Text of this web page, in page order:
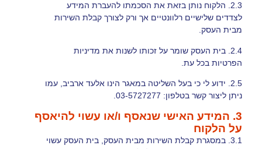
2.3. הלקוח נותן בזאת את הסכמתו להעברת המידע
לצדדים שלישיים רלוונטיים אך ורק לצורך קבלת השירות
מבית העסק.
2.4. בית העסק שומר על זכותו לשנות את מדיניות
הפרטיות בכל עת.
2.5. ידוע לי כי בעל השליטה במאגר הינו אלעד ארביב, עמו
ניתן ליצור קשר בטלפון: 03-5727277
.
3. המידע האישי שנאסף ו/או עשוי להיאסף
על הלקוח
3.1. במסגרת קבלת השירות מבית העסק, בית העסק עשוי